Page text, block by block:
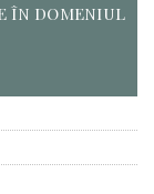
ÎN DOMENIUL